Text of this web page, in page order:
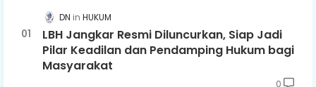
DN HUKUM
LBH Jangkar Resmi Diluncurkan, Siap Jadi
Pilar Keadilan dan Pendamping Hukum bagi
Masyarakat
0